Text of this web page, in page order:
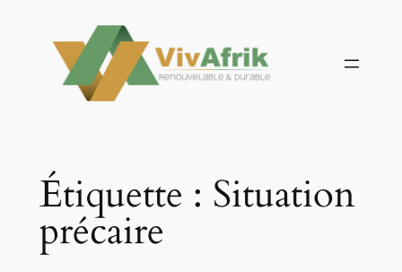
contenu
Étiquette : Situation
précaire